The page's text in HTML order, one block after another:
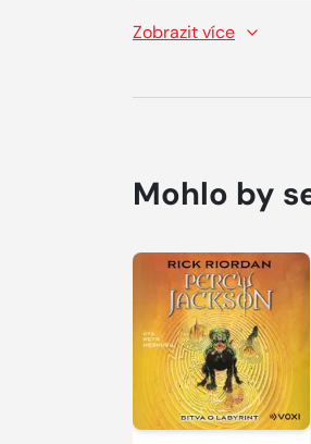
Zobrazit více
Mohlo by
Přehrát
ukázku